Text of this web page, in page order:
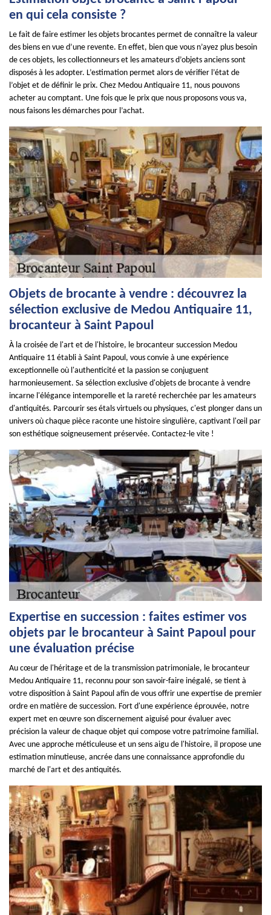
en qui cela consiste ?
Le fait de faire estimer les objets brocantes permet de connaître la valeur
des biens en vue d’une revente. En effet, bien que vous n’ayez plus besoin
de ces objets, les collectionneurs et les amateurs d’objets anciens sont
disposés à les adopter. L’estimation permet alors de vérifier l’état de
l’objet et de définir le prix. Chez Medou Antiquaire 11, nous pouvons
acheter au comptant. Une fois que le prix que nous proposons vous va,
nous faisons les démarches pour l’achat.
Objets de brocante à vendre : découvrez la
sélection exclusive de Medou Antiquaire 11,
brocanteur à Saint Papoul
À la croisée de l'art et de l'histoire, le brocanteur succession Medou
Antiquaire 11 établi à Saint Papoul, vous convie à une expérience
exceptionnelle où l'authenticité et la passion se conjuguent
harmonieusement. Sa sélection exclusive d'objets de brocante à vendre
incarne l'élégance intemporelle et la rareté recherchée par les amateurs
d'antiquités. Parcourir ses étals virtuels ou physiques, c'est plonger dans un
univers où chaque pièce raconte une histoire singulière, captivant l'œil par
son esthétique soigneusement préservée. Contactez-le vite !
Expertise en succession : faites estimer vos
objets par le brocanteur à Saint Papoul pour
une évaluation précise
Au cœur de l'héritage et de la transmission patrimoniale, le brocanteur
Medou Antiquaire 11, reconnu pour son savoir-faire inégalé, se tient à
votre disposition à Saint Papoul afin de vous offrir une expertise de premier
ordre en matière de succession. Fort d'une expérience éprouvée, notre
expert met en œuvre son discernement aiguisé pour évaluer avec
précision la valeur de chaque objet qui compose votre patrimoine familial.
Avec une approche méticuleuse et un sens aigu de l'histoire, il propose une
estimation minutieuse, ancrée dans une connaissance approfondie du
marché de l'art et des antiquités.